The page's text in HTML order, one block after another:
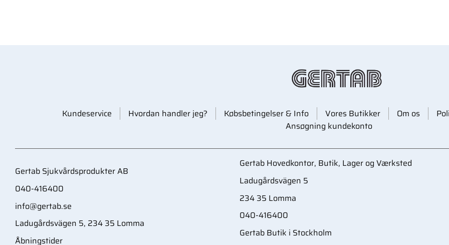
Kundeservice Hvordan handler jeg? Købsbetingelser & Info Vores Butikker Om os
Ansøgning kundekonto
Gertab Sjukvårdsprodukter AB
040-416400
info@gertab.se
Ladugårdsvägen 5, 234 35 Lomma
Åbningstider
Gertab Hovedkontor, Butik, Lager og Værksted
Ladugårdsvägen 5
234 35 Lomma
040-416400
Gertab Butik i Stockholm